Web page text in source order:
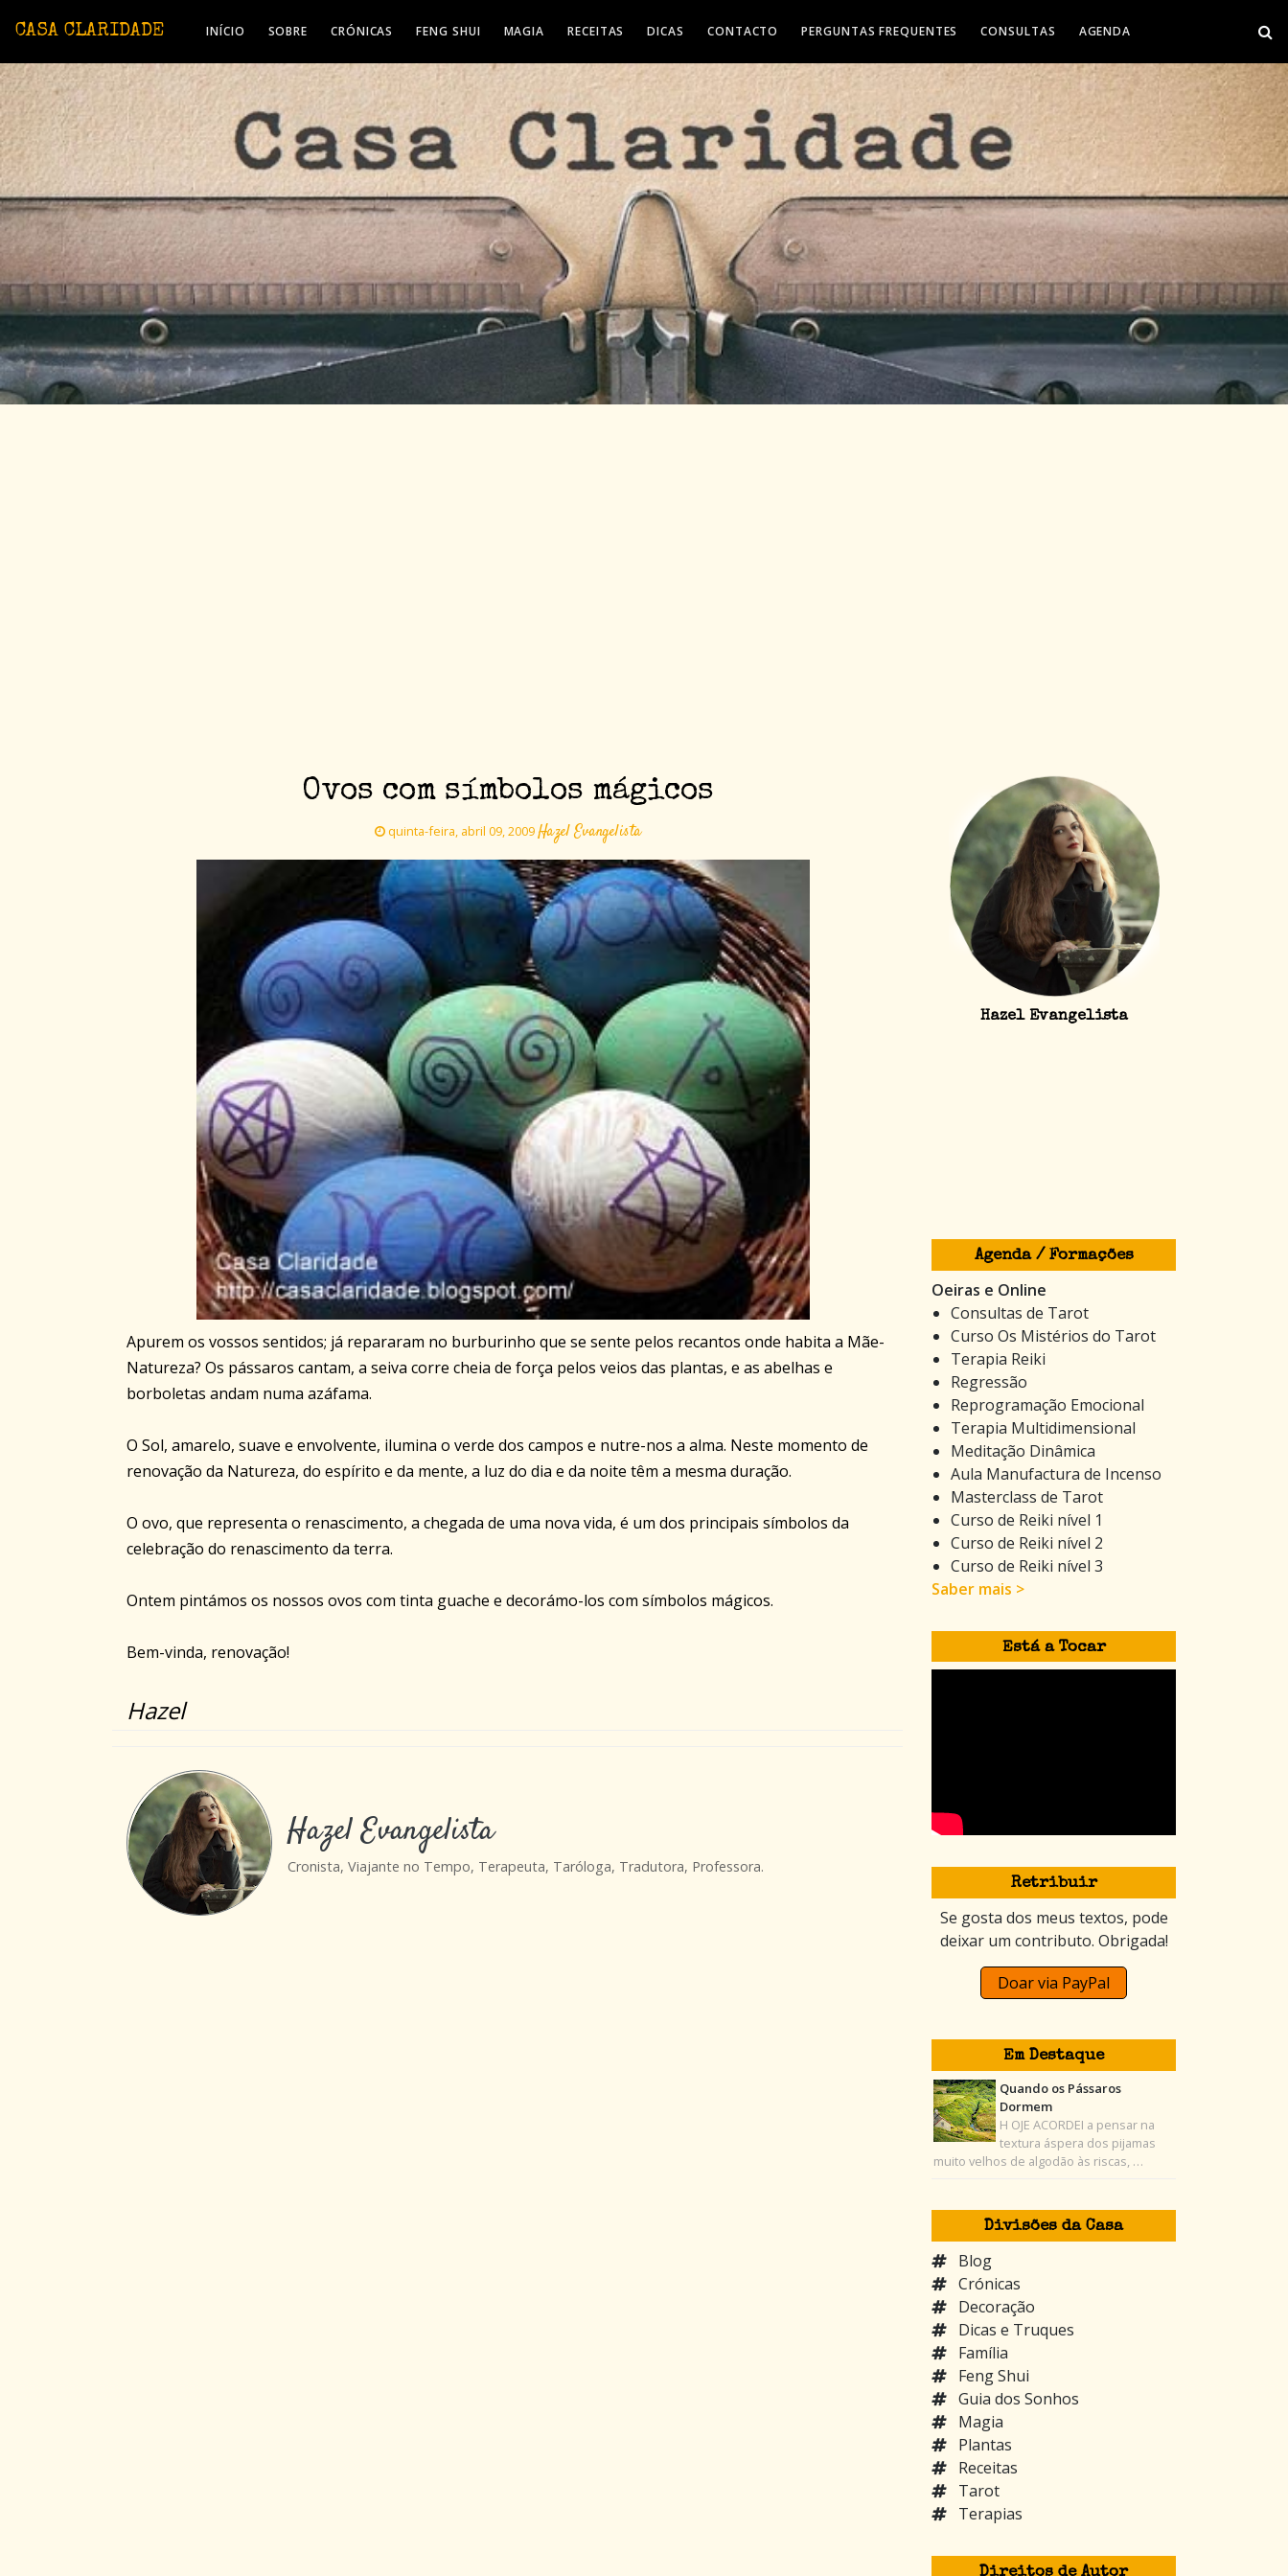
CASA CLARIDADE INÍCIO SOBRE CRÓNICAS FENG SHUI MAGIA RECEITAS DICAS CONTACTO PERGUNTAS FREQUENTES CONSULTAS AGENDA
Ovos com símbolos mágicos
quinta-feira, abril 09, 2009Hazel Evangelista
Apurem os vossos sentidos; já repararam no burburinho que se sente pelos recantos onde habita a Mãe-
Natureza? Os pássaros cantam, a seiva corre cheia de força pelos veios das plantas, e as abelhas e
borboletas andam numa azáfama.
O Sol, amarelo, suave e envolvente, ilumina o verde dos campos e nutre-nos a alma. Neste momento de
renovação da Natureza, do espírito e da mente, a luz do dia e da noite têm a mesma duração.
O ovo, que representa o renascimento, a chegada de uma nova vida, é um dos principais símbolos da
celebração do renascimento da terra.
Ontem pintámos os nossos ovos com tinta guache e decorámo-los com símbolos mágicos.
Bem-vinda, renovação!
Hazel
Hazel Evangelista
Cronista, Viajante no Tempo, Terapeuta, Taróloga, Tradutora, Professora.
Hazel Evangelista
Agenda / Formações
Oeiras e Online
Consultas de Tarot
Curso Os Mistérios do Tarot
Terapia Reiki
Regressão
Reprogramação Emocional
Terapia Multidimensional
Meditação Dinâmica
Aula Manufactura de Incenso
Masterclass de Tarot
Curso de Reiki nível 1
Curso de Reiki nível 2
Curso de Reiki nível 3
Saber mais >
Está a Tocar
Retribuir
Se gosta dos meus textos, pode
deixar um contributo. Obrigada!
Doar via PayPal
Em Destaque
Quando os Pássaros
Dormem
H OJE ACORDEI a pensar na
textura áspera dos pijamas
muito velhos de algodão às riscas, …
Divisões da Casa
Blog
Crónicas
Decoração
Dicas e Truques
Família
Feng Shui
Guia dos Sonhos
Magia
Plantas
Receitas
Tarot
Terapias
Direitos de Autor